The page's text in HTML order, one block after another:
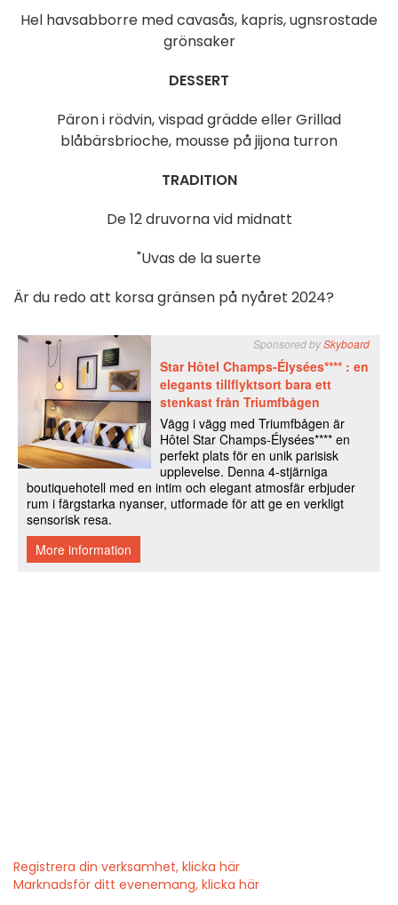
Hel havsabborre med cavasås, kapris, ugnsrostade
grönsaker
DESSERT
Päron i rödvin, vispad grädde eller Grillad
blåbärsbrioche, mousse på jijona turron
TRADITION
De 12 druvorna vid midnatt
"Uvas de la suerte
Är du redo att korsa gränsen på nyåret 2024?
Registrera din verksamhet, klicka här
Marknadsför ditt evenemang, klicka här